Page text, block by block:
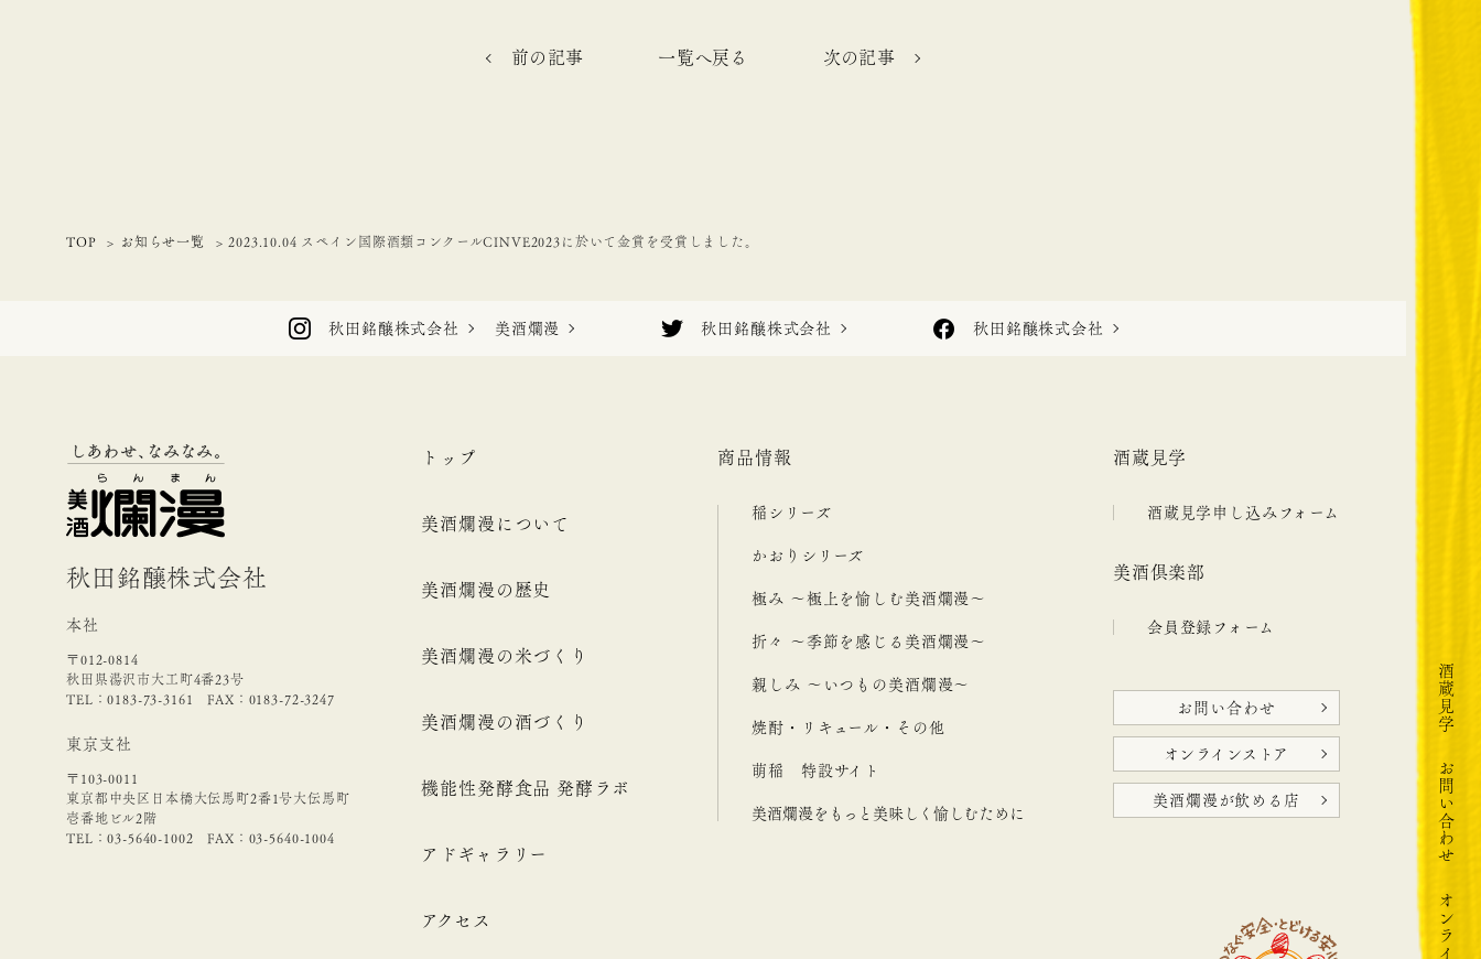
酒蔵見学
お問い合わせ
前の記事 一覧へ戻る 次の記事
TOP お知らせ一覧 2023.10.04 スペイン国際酒類コンクールCINVE2023に於いて金賞を受賞しました。
秋田銘醸株式会社 美酒爛漫 秋田銘醸株式会社 秋田銘醸株式会社
秋田銘醸株式会社
本社
〒012-0814
秋田県湯沢市大工町4番23号
TEL：0183-73-3161 FAX：0183-72-3247
東京支社
〒103-0011
東京都中央区日本橋大伝馬町2番1号大伝馬町
壱番地ビル2階
TEL：03-5640-1002 FAX：03-5640-1004
トップ
美酒爛漫について
美酒爛漫の歴史
美酒爛漫の米づくり
美酒爛漫の酒づくり
機能性発酵食品 発酵ラボ
アドギャラリー
アクセス
商品情報
稲シリーズ
かおりシリーズ
極み ～極上を愉しむ美酒爛漫～
折々 ～季節を感じる美酒爛漫～
親しみ ～いつもの美酒爛漫～
焼酎・リキュール・その他
萌稲 特設サイト
美酒爛漫をもっと美味しく愉しむために
酒蔵見学
酒蔵見学申し込みフォーム
美酒倶楽部
会員登録フォーム
お問い合わせ
オンラインストア
美酒爛漫が飲める店